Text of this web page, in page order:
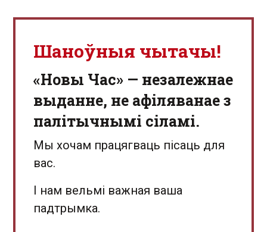
Шаноўныя чытачы!
«Новы Час» — незалежнае
выданне, не афіляванае з
палітычнымі сіламі.
Мы хочам працягваць пісаць для
вас.
І нам вельмі важная ваша
падтрымка.